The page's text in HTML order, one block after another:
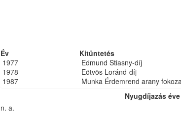
Év
Kitüntetés
1977
Edmund Stiasny-díj
1978
Eötvös Loránd-díj
1987
Munka Érdemrend arany
Nyugdíjazás éve
n. a.